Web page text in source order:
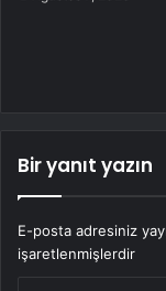
Bir yanıt yazın
E-posta adresiniz
işaretlenmişlerdir